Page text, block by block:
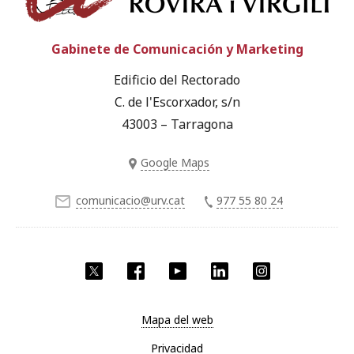
Twitter Facebook YouTube LinkedIn
Gabinete de Comunicación y Marketing
Edificio del Rectorado
C. de l'Escorxador, s/n
43003 – Tarragona
Google Maps
comunicacio@urv.cat 977 55 80 24
Mapa del web
Privacidad